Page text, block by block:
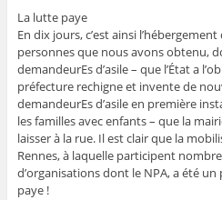
La lutte paye
En dix jours, c’est ainsi
personnes que nous avons obtenu,
demandeurEs d’asile – que l’État a
préfecture rechigne et invente de
demandeurEs d’asile en première
les familles avec enfants – que la
laisser à la rue. Il est clair que la
Rennes, à laquelle participent
d’organisations dont le NPA, a été
paye !